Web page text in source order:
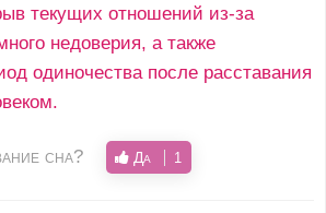
текущих отношений из-за
недоверия, а также
одиночества после расставания
сна? Да 1